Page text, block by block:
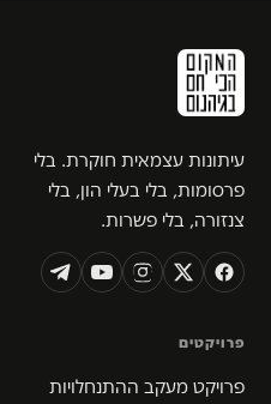
עיתונות עצמאית חוקרת. בלי
פרסומות, בלי בעלי הון, בלי
צנזורה, בלי פשרות.
פרויקטים
פרויקט מעקב ההתנחלויות